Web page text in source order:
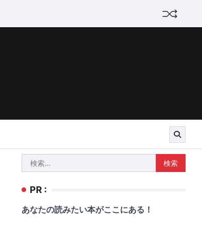
索:
PR :
あなたの読みたい本がここにある！